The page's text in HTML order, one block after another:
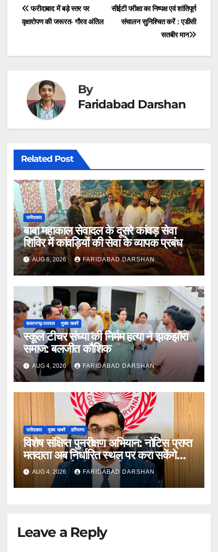
t
e
r
o
k
I
n
p
a
m
Post
navigation
सीईटी परीक्षा का निष्पक्ष एवं शांतिपूर्ण
संचालन सुनिश्चित करें : एडीसी
सतबीर मान
फरीदाबाद में बड़े स्तर पर
वृक्षारोपण की जरूरत- गौरव अंतिल
By
Faridabad Darshan
Related Post
फरीदाबाद
बाबा महाकाल सेवादल के दूसरे कांवड़ सेवा
शिविर में कांवड़ियों की सेवा के व्यापक प्रबंध
AUG 6, 2026 FARIDABAD DARSHAN
बल्लभगढ़़-पलवल मुख्य खबरें
स्कूल टीचर संध्या की निर्मम हत्या ने झकझोरा
समाज: बलजीत कौशिक
AUG 4, 2026 FARIDABAD DARSHAN
फरीदाबाद मुख्य खबरें हरियाणा
विशेष संक्षिप्त पुनरीक्षण अभियान: नोटिस प्राप्त
मतदाता अब निर्धारित स्थल पर करा सकेंगे
अपनी सुनवाई : जिला निर्वाचन अधिकारी आयुष
सिन्हा
AUG 4, 2026 FARIDABAD DARSHAN
Leave a Reply